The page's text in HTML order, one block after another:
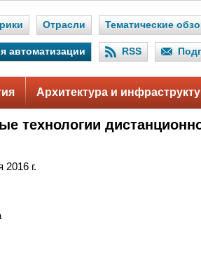
Отрасли Тематические
автоматизации RSS
Архитектура и
технологии
2016 г.